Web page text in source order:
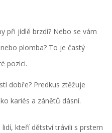
při jídlě brzdí? Nebo se vám
plomba? To je častý
pozici.
dobře? Predkus ztěžuje
kariés a zánětů dásní.
kteří dětství trávili s prstem